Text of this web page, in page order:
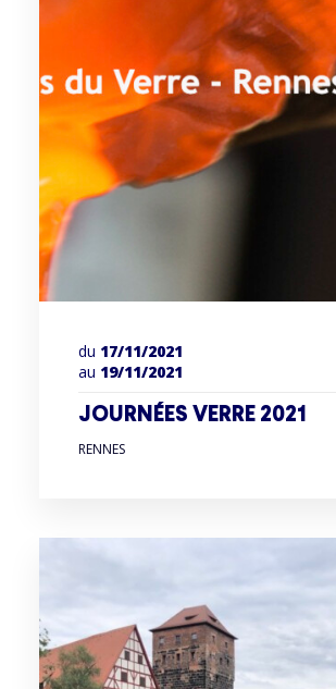
du 17/11/2021
au 19/11/2021
JOURNÉES VERRE 2021
RENNES